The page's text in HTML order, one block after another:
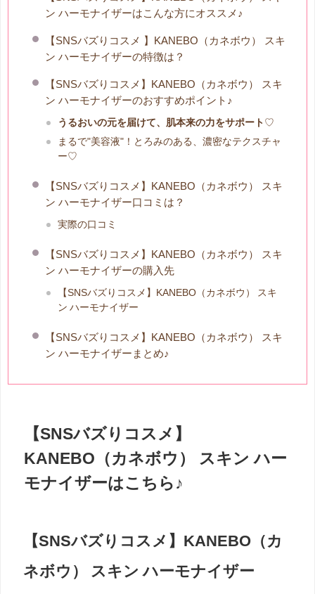
ン ハーモナイザーはこんな方にオススメ♪
【SNSバズりコスメ 】KANEBO（カネボウ） スキ
ン ハーモナイザーの特徴は？
【SNSバズりコスメ】KANEBO（カネボウ） スキ
ン ハーモナイザーのおすすめポイント♪
うるおいの元を届けて、肌本来の力をサポート ♡
まるで"美容液"！とろみのある、濃密なテクスチャ
ー♡
【SNSバズりコスメ】KANEBO（カネボウ） スキ
ン ハーモナイザー口コミは？
実際の口コミ
【SNSバズりコスメ】KANEBO（カネボウ） スキ
ン ハーモナイザーの購入先
【SNSバズりコスメ】KANEBO（カネボウ） スキ
ン ハーモナイザー
【SNSバズりコスメ】KANEBO（カネボウ） スキ
ン ハーモナイザーまとめ♪
【SNSバズりコスメ】
KANEBO（カネボウ） スキン ハー
モナイザーはこちら♪
【SNSバズりコスメ】KANEBO（カ
ネボウ） スキン ハーモナイザー